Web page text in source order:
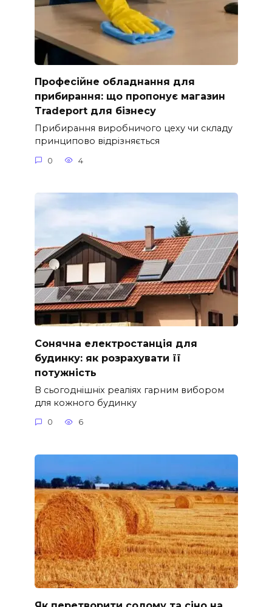
Професійне обладнання для
прибирання: що пропонує магазин
Tradeport для бізнесу
Прибирання виробничого цеху чи складу
принципово відрізняється
0 4
Сонячна електростанція для
будинку: як розрахувати її
потужність
В сьогоднішніх реаліях гарним вибором
для кожного будинку
0 6